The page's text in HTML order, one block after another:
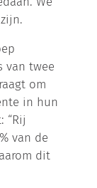
van twee
om
in hun
“Rij
van de
dit